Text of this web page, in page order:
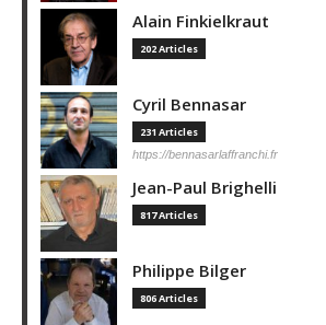
Alain Finkielkraut
202 Articles
Cyril Bennasar
231 Articles
https://bennasarlaffranchi.fr
Jean-Paul Brighelli
817 Articles
Philippe Bilger
806 Articles